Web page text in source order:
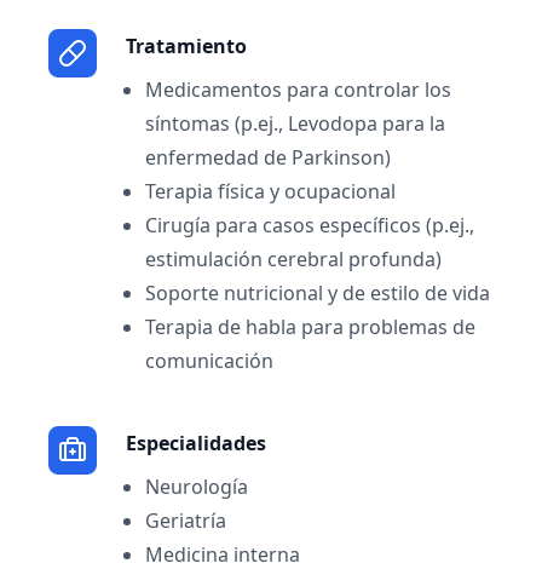
Tratamiento
Medicamentos para controlar los
síntomas (p.ej., Levodopa para la
enfermedad de Parkinson)
Terapia física y ocupacional
Cirugía para casos específicos (p.ej.,
estimulación cerebral profunda)
Soporte nutricional y de estilo de vida
Terapia de habla para problemas de
comunicación
Especialidades
Neurología
Geriatría
Medicina interna